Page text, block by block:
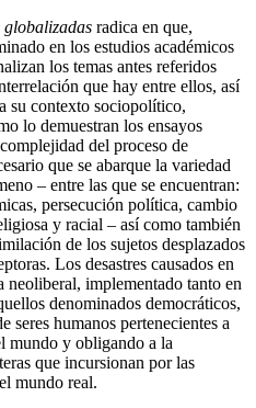
globalizadas radica en que,
en los estudios académicos
los temas antes referidos
que hay entre ellos, así
su contexto sociopolítico,
lo demuestran los ensayos
del proceso de
que se abarque la variedad
– entre las que se encuentran:
persecución política, cambio
y racial – así como también
de los sujetos desplazados
Los desastres causados en
neoliberal, implementado tanto en
denominados democráticos,
seres humanos pertenecientes a
mundo y obligando a la
que incursionan por las
mundo real.